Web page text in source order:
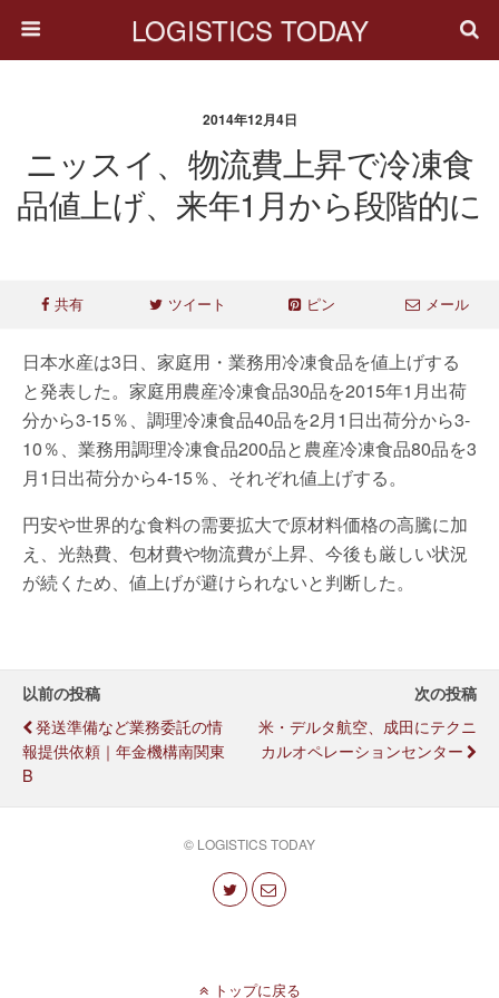
LOGISTICS TODAY
2014年12月4日
ニッスイ、物流費上昇で冷凍食
品値上げ、来年1月から段階的に
共有 ツイート ピン メール
日本水産は3日、家庭用・業務用冷凍食品を値上げする
と発表した。家庭用農産冷凍食品30品を2015年1月出荷
分から3-15％、調理冷凍食品40品を2月1日出荷分から3-
10％、業務用調理冷凍食品200品と農産冷凍食品80品を3
月1日出荷分から4-15％、それぞれ値上げする。
円安や世界的な食料の需要拡大で原材料価格の高騰に加
え、光熱費、包材費や物流費が上昇、今後も厳しい状況
が続くため、値上げが避けられないと判断した。
以前の投稿
発送準備など業務委託の情
報提供依頼｜年金機構南関東
B
次の投稿
米・デルタ航空、成田にテクニ
カルオペレーションセンター
© LOGISTICS TODAY
トップに戻る